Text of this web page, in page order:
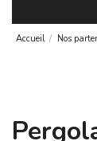
Accueil Nos